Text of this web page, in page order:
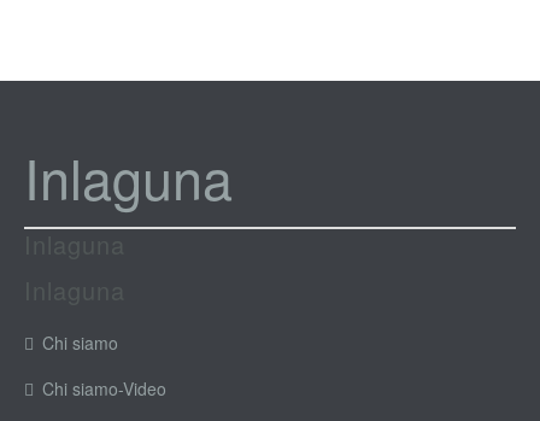
Inlaguna
Chi siamo
Chi siamo-Video